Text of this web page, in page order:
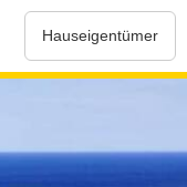
Hauseigentümer